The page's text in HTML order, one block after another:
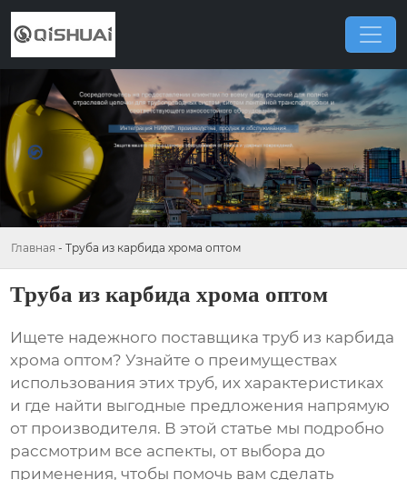
Главная - Труба из карбида хрома оптом
Труба из карбида хрома оптом
Ищете надежного поставщикатруб из карбида
хрома оптом? Узнайте о преимуществах
использования этих труб, их характеристиках
и где найти выгодные предложения напрямую
от производителя. В этой статье мы подробно
рассмотрим все аспекты, от выбора до
применения, чтобы помочь вам сделать